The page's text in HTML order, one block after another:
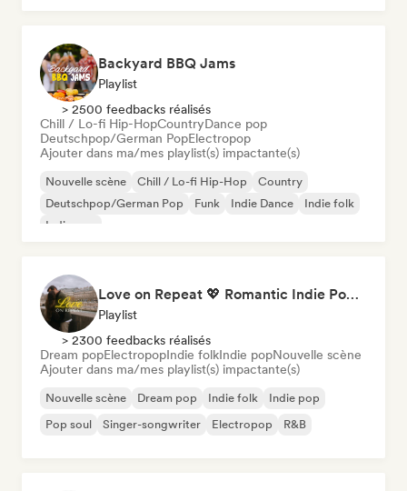
Backyard BBQ Jams
Playlist
> 2500 feedbacks réalisés
Chill / Lo-fi Hip-HopCountryDance pop
Deutschpop/German PopElectropop
Ajouter dans ma/mes playlist(s) impactante(s)
Nouvelle scène Chill / Lo-fi Hip-Hop
Country
Deutschpop/German Pop
Funk Indie Dance
Indie folk
Indie pop
Love on Repeat 💖 Romantic Indie Pop, Neo Soul & Singer-Songwriter
Playlist
> 2300 feedbacks réalisés
Dream popElectropopIndie folkIndie popNouvelle scène
Ajouter dans ma/mes playlist(s) impactante(s)
Nouvelle scène Dream pop Indie folk
Indie pop
Pop soul
Singer-songwriter Electropop R&B